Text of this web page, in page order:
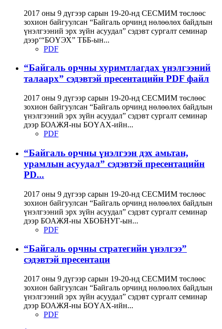
2017 оны 9 дүгээр сарын 19-20-нд СЕСМИМ төслөөс
зохион байгуулсан “Байгаль орчинд нөлөөлөх байдлын
үнэлгээний эрх зүйн асуудал” сэдэвт сургалт семинар
дээр‘“БОҮЭХ” ТББ-ын...
PDF
“Байгаль орчны хуpимтлагдах үнэлгээний
талаарх” сэдэвтэй пресентацийн PDF файл
2017 оны 9 дүгээр сарын 19-20-нд СЕСМИМ төслөөс
зохион байгуулсан “Байгаль орчинд нөлөөлөх байдлын
үнэлгээний эрх зүйн асуудал” сэдэвт сургалт семинар
дээр БОАЖЯ-ны БОҮАХ-ийн...
PDF
“Байгаль орчны үнэлгээн дэх амьтан,
урамлын асуудал” сэдэвтэй пресентацийн
PD...
2017 оны 9 дүгээр сарын 19-20-нд СЕСМИМ төслөөс
зохион байгуулсан “Байгаль орчинд нөлөөлөх байдлын
үнэлгээний эрх зүйн асуудал” сэдэвт сургалт семинар
дээр БОАЖЯ-ны ХБОБНУГ-ын...
PDF
“Байгаль орчны стратегийн үнэлгээ”
сэдэвтэй пресентаци
2017 оны 9 дүгээр сарын 19-20-нд СЕСМИМ төслөөс
зохион байгуулсан “Байгаль орчинд нөлөөлөх байдлын
үнэлгээний эрх зүйн асуудал” сэдэвт сургалт семинар
дээр БОАЖЯ-ны БОҮАХ-ийн...
PDF